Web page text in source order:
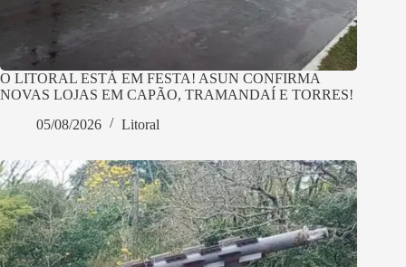
O LITORAL ESTÁ EM FESTA! ASUN CONFIRMA
NOVAS LOJAS EM CAPÃO, TRAMANDAÍ E TORRES!
05/08/2026
Litoral